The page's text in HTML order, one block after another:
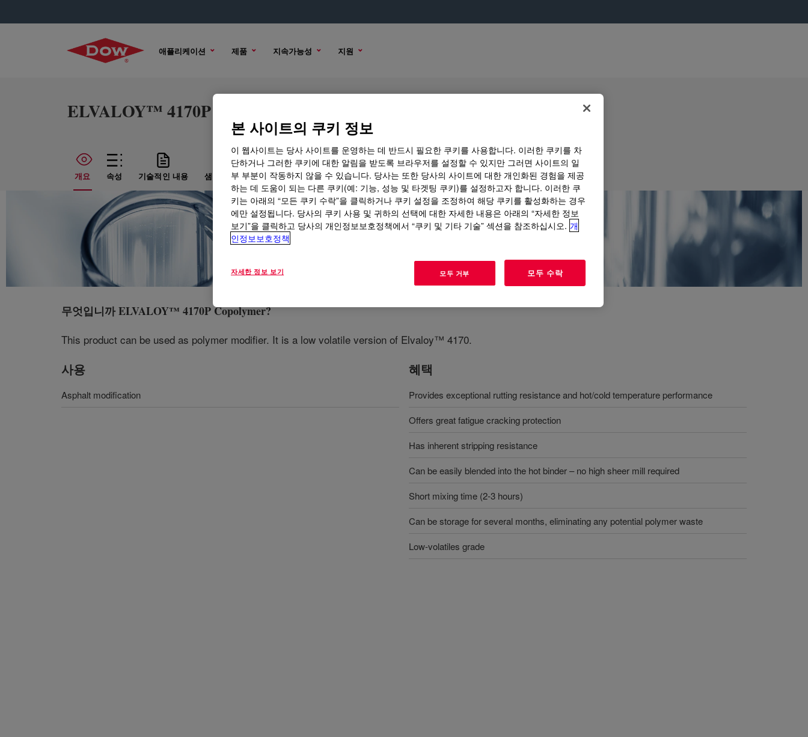
애플리케이션 제품 지속가능성 지원
ELVALOY™ 4170P Copolymer
개요 속성 기술적인 내용 샘플 옵션 구매 옵션
무엇입니까ELVALOY™ 4170P Copolymer?
This product can be used as polymer modifier. It is a low volatile version of Elvaloy™ 4170.
사용
Asphalt modification
혜택
Provides exceptional rutting resistance and hot/cold temperature performance
Offers great fatigue cracking protection
Has inherent stripping resistance
Can be easily blended into the hot binder – no high sheer mill required
Short mixing time (2-3 hours)
Can be storage for several months, eliminating any potential polymer waste
Low-volatiles grade
본 사이트의 쿠키 정보
이 웹사이트는 당사 사이트를 운영하는 데 반드시 필요한 쿠키를 사용합니다. 이러한 쿠키를 차
단하거나 그러한 쿠키에 대한 알림을 받도록 브라우저를 설정할 수 있지만 그러면 사이트의 일
부 부분이 작동하지 않을 수 있습니다. 당사는 또한 당사의 사이트에 대한 개인화된 경험을 제공
하는 데 도움이 되는 다른 쿠키(예: 기능, 성능 및 타겟팅 쿠키)를 설정하고자 합니다. 이러한 쿠
키는 아래의 “모든 쿠키 수락”을 클릭하거나 쿠키 설정을 조정하여 해당 쿠키를 활성화하는 경우
에만 설정됩니다. 당사의 쿠키 사용 및 귀하의 선택에 대한 자세한 내용은 아래의 “자세한 정보
보기”을 클릭하고 당사의 개인정보보호정책에서 “쿠키 및 기타 기술” 섹션을 참조하십시오. 개
인정보보호정책
자세한 정보 보기 모두 거부 모두 수락